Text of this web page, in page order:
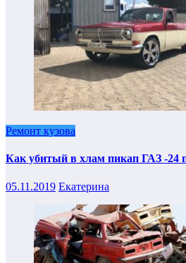
Ремонт кузова
Как убитый в хлам пикап ГАЗ -24
05.11.2019 Екатерина